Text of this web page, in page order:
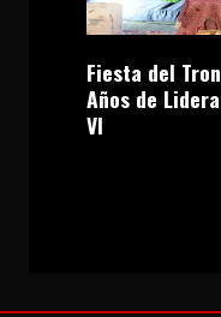
Fiesta del
Años de
VI